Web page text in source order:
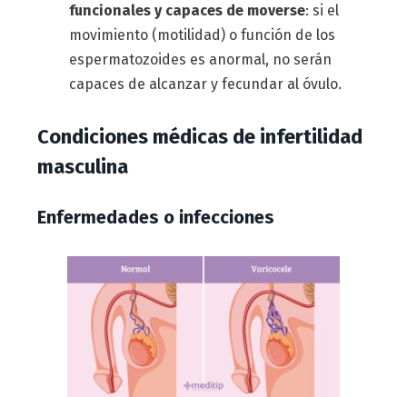
funcionales y capaces de moverse: si el
movimiento (motilidad) o función de los
espermatozoides es anormal, no serán
capaces de alcanzar y fecundar al óvulo.
Condiciones médicas de infertilidad
masculina
Enfermedades o infecciones